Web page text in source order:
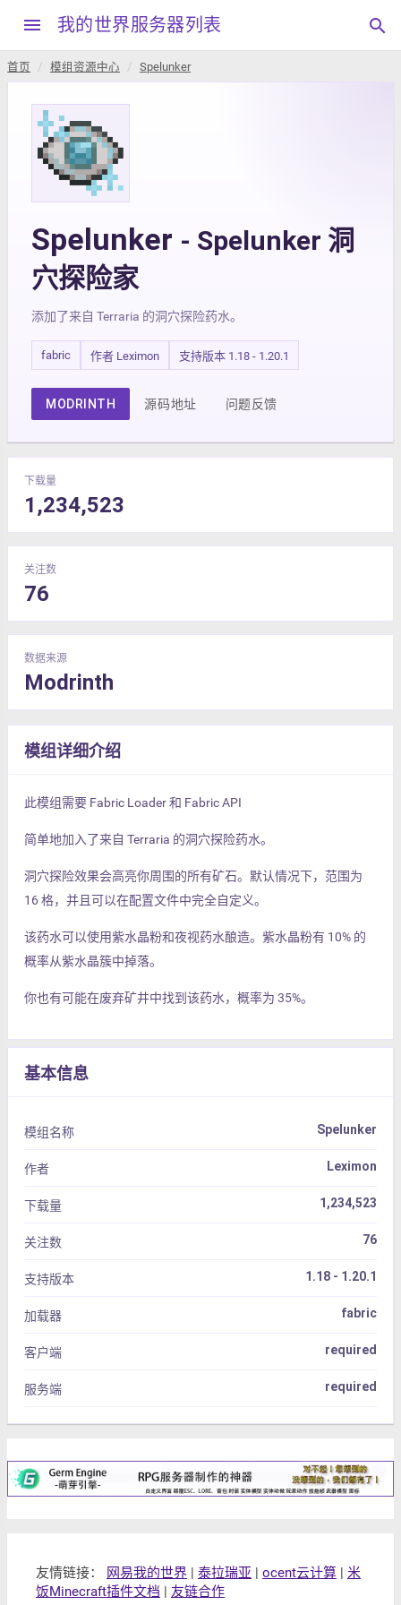
menu 我的世界服务器列表 search
首页 模组资源中心 Spelunker
Spelunker - Spelunker 洞
穴探险家
添加了来自 Terraria 的洞穴探险药水。
fabric 作者 Leximon 支持版本 1.18 - 1.20.1
MODRINTH 源码地址 问题反馈
下载量
1,234,523
关注数
76
数据来源
Modrinth
模组详细介绍
此模组需要 Fabric Loader 和 Fabric API
简单地加入了来自 Terraria 的洞穴探险药水。
洞穴探险效果会高亮你周围的所有矿石。默认情况下，范围为
16 格，并且可以在配置文件中完全自定义。
该药水可以使用紫水晶粉和夜视药水酿造。紫水晶粉有 10% 的
概率从紫水晶簇中掉落。
你也有可能在废弃矿井中找到该药水，概率为 35%。
基本信息
模组名称 Spelunker
作者 Leximon
下载量 1,234,523
关注数 76
支持版本 1.18 - 1.20.1
加载器 fabric
客户端 required
服务端 required
友情链接： 网易我的世界 | 泰拉瑞亚 | ocent云计算 | 米
饭Minecraft插件文档 | 友链合作